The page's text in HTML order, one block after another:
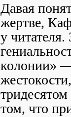
Давая
жертве,
у читателя.
колонии» —
том, что